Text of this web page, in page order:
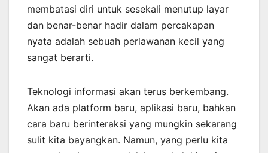
membatasi diri untuk sesekali menutup layar
dan benar-benar hadir dalam percakapan
nyata adalah sebuah perlawanan kecil yang
sangat berarti.
Teknologi informasi akan terus berkembang.
Akan ada platform baru, aplikasi baru, bahkan
cara baru berinteraksi yang mungkin sekarang
sulit kita bayangkan. Namun, yang perlu kita